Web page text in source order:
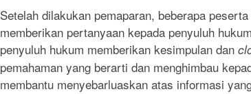
Setelah dilakukan pemaparan, beberapa
memberikan pertanyaan kepada penyuluh
penyuluh hukum memberikan kesimpulan dan
pemahaman yang berarti dan menghimbau
membantu menyebarluaskan atas informasi